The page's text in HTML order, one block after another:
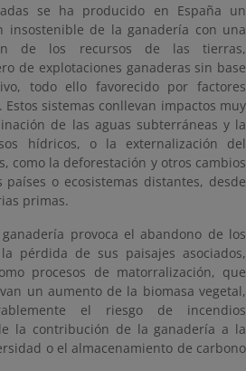
se ha producido en España un
insostenible de la ganadería con una
de los recursos de las tierras,
de explotaciones ganaderas sin base
todo ello favorecido por factores
Estos sistemas conllevan impactos muy
de las aguas subterráneas y la
hídricos, o la externalización del
como la deforestación y otros cambios
o ecosistemas distantes, desde
primas.
provoca el abandono de los
pérdida de sus paisajes asociados,
procesos de matorralización, que
un aumento de la biomasa vegetal,
el riesgo de incendios
la contribución de la ganadería a la
o el almacenamiento de carbono